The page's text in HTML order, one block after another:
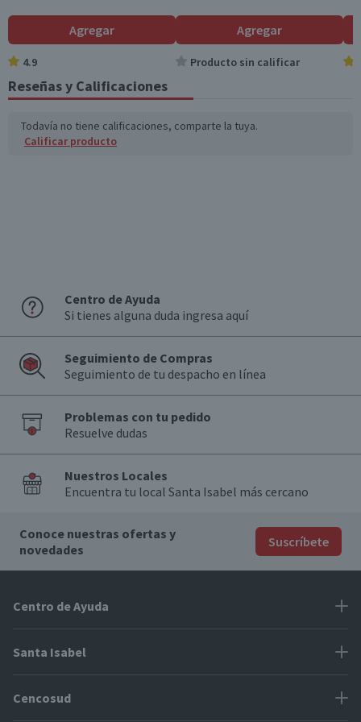
Agregar
4.9
Agregar
Producto sin calificar
Reseñas y Calificaciones
Todavía no tiene calificaciones, comparte la tuya.
Calificar producto
Centro de Ayuda
Si tienes alguna duda ingresa aquí
Seguimiento de Compras
Seguimiento de tu despacho en línea
Problemas con tu pedido
Resuelve dudas
Nuestros Locales
Encuentra tu local Santa Isabel más cercano
Conoce nuestras ofertas y
novedades
Suscríbete
Centro de Ayuda
Problemas con tu pedido
Cómo modificar mis datos
Santa Isabel
Proveedores
Cencosud